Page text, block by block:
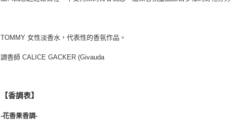
TOMMY 女性淡香水，代表性的香氛作品。
調香師 CALICE GACKER (Givauda
【香調表】
-花香果香調-